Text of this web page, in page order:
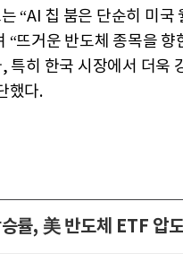
“AI 칩 붐은 단순히 미국
“뜨거운 반도체 종목을 향
특히 한국 시장에서 더욱
했다.
률, 美 반도체 ETF 압